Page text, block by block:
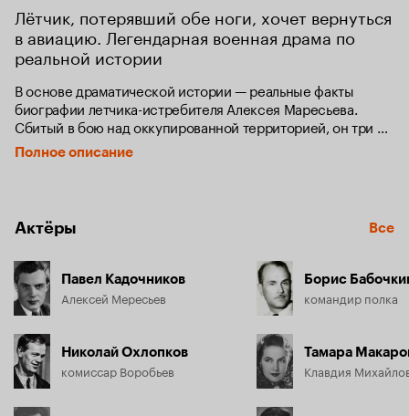
Лётчик, потерявший обе ноги, хочет вернуться
в авиацию. Легендарная военная драма по
реальной истории
В основе драматической истории — реальные факты
биографии летчика-истребителя Алексея Маресьева.
Сбитый в бою над оккупированной территорией, он три
недели пробирался по заснеженным лесам, пока не попал
к партизанам. Потеряв обе ноги, герой впоследствии
врагом.
Полное описание
Актёры Все
Павел Кадочников
Алексей Мересьев
Николай Охлопков
комиссар Воробьев
Борис
командир полка
Тамара
Клавдия